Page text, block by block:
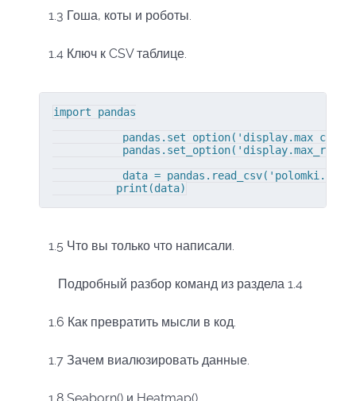
1.3 Гоша, коты и роботы.
1.4 Ключ к CSV таблице.
import pandas
data =
          print(data)
1.5 Что вы только что написали.
Подробный разбор команд из раздела 1.4
1.6 Как превратить мысли в код.
1.7 Зачем виалюзировать данные.